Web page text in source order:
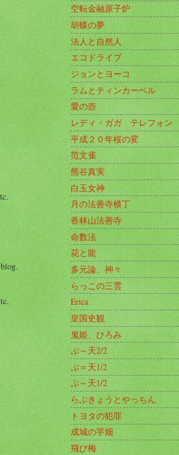
空転金融原子炉
胡蝶の夢
法人と自然人
エコドライブ
ジョンとヨーコ
ラムとティンカーベル
愛の壺
レディ・ガガ テレフォン
平成２０年桜の変
范文雀
熊谷真実
白玉女神
月の法善寺横丁
香林山法善寺
命数法
花と龍
多元論、神々
らっこの三雲
Erica
皇国史観
鬼姫、ひろみ
ぷ～天2/2
ぷ＝天1/2
ぷ～天1/2
らぶきょうとやっちん
トヨタの犯罪
成城の芋畑
飛び梅